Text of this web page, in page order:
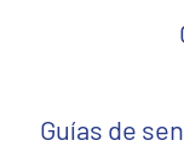
Guías de